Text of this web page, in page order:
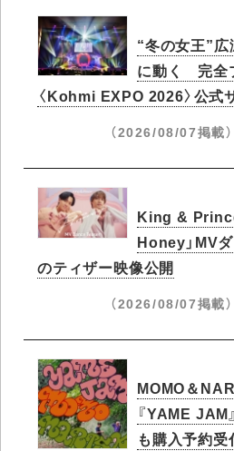
“冬の女王”広
に動く 完全
〈Kohmi EXPO 2026〉公式
（2026/08/07掲載）
King &
Honey」MV
のティザー映像公開
（2026/08/07掲載）
MOMO＆
『YAME
も購入予約受